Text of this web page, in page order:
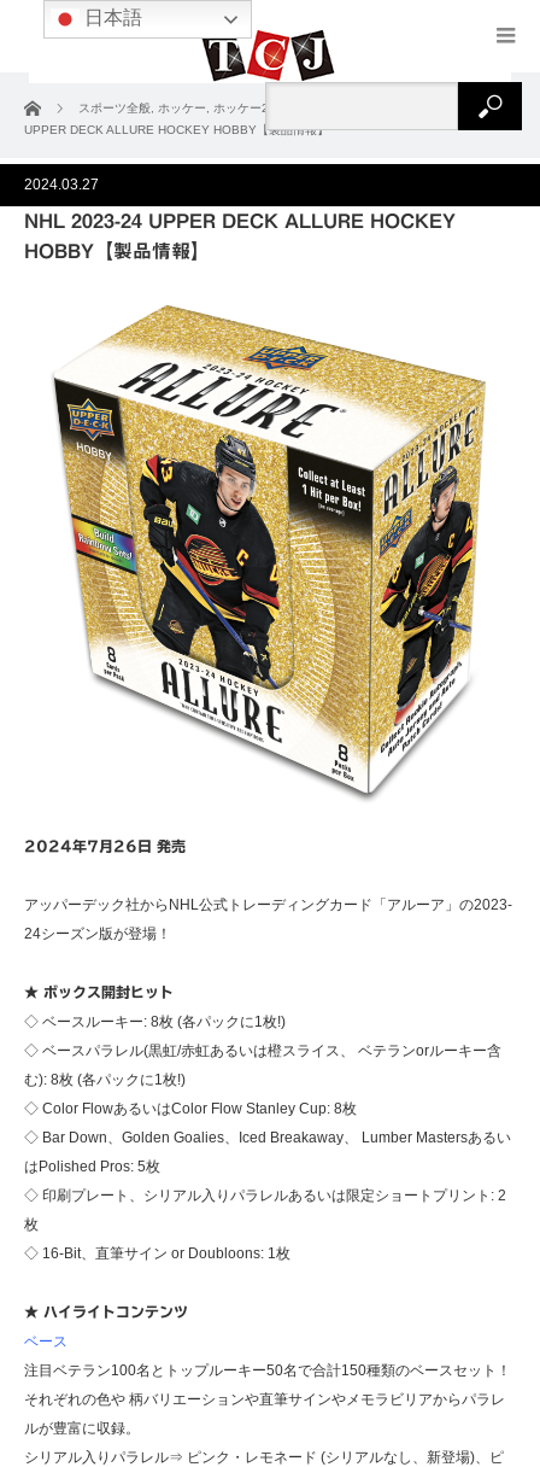
ホーム スポーツ全般 ホッケー ホッケー2023-24
UPPER DECK ALLURE HOCKEY HOBBY【製品情報】
2024.03.27
NHL 2023-24 UPPER DECK ALLURE HOCKEY
HOBBY【製品情報】
2024年7月26日 発売
アッパーデック社からNHL公式トレーディングカード「アルーア」の2023-
24シーズン版が登場！
★ ボックス開封ヒット
◇ ベースルーキー: 8枚 (各パックに1枚!)
◇ ベースパラレル(黒虹/赤虹あるいは橙スライス、 ベテランorルーキー含
む): 8枚 (各パックに1枚!)
◇ Color FlowあるいはColor Flow Stanley Cup: 8枚
◇ Bar Down、Golden Goalies、Iced Breakaway、 Lumber Mastersあるい
はPolished Pros: 5枚
◇ 印刷プレート、シリアル入りパラレルあるいは限定ショートプリント: 2
枚
◇ 16-Bit、直筆サイン or Doubloons: 1枚
★ ハイライトコンテンツ
ベース
注目ベテラン100名とトップルーキー50名で合計150種類のベースセット！
それぞれの色や 柄バリエーションや直筆サインやメモラビリアからパラレ
ルが豊富に収録。
シリアル入りパラレル⇒ ピンク・レモネード (シリアルなし、新登場)、ピ
日本語